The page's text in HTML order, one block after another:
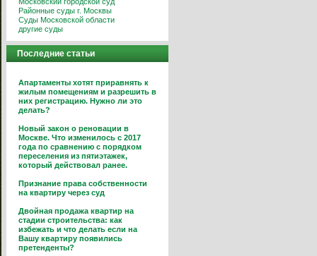
Районные суды г. Москвы
Суды Московской области
другие суды
Последние статьи
Апартаменты хотят приравнять к
жилым помещениям и разрешить в
них регистрацию. Нужно ли это
делать?
Новый закон о реновации в
Москве. Что изменилось с 2017
года по сравнению с порядком
переселения из пятиэтажек,
который действовал ранее.
Признание права собственности
на квартиру через суд
Двойная продажа квартир на
стадии строительства: как
избежать и что делать если на
Вашу квартиру появились
претенденты?